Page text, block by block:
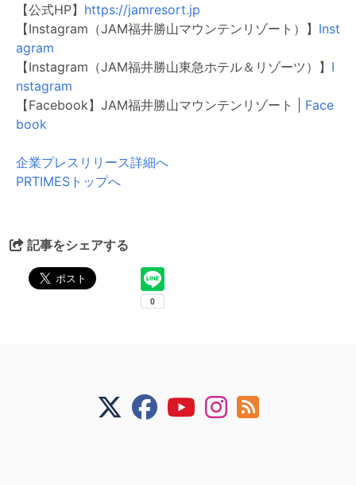
【公式HP】 https://jamresort.jp
【Instagram（JAM福井勝山マウンテンリゾート）】 Inst
agram
【Instagram（JAM福井勝山東急ホテル＆リゾーツ）】 I
nstagram
【Facebook】JAM福井勝山マウンテンリゾート | Face
book
企業プレスリリース詳細へ
PRTIMESトップへ
記事をシェアする